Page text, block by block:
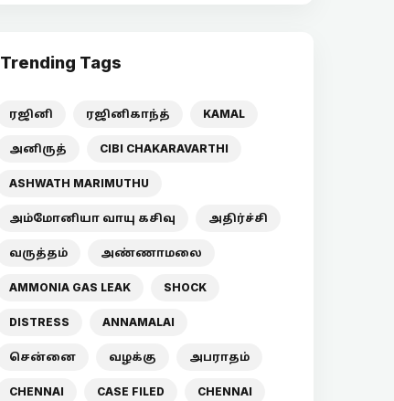
Trending Tags
ரஜினி ரஜினிகாந்த் KAMAL
அனிருத் CIBI CHAKARAVARTHI
ASHWATH MARIMUTHU
அம்மோனியா வாயு கசிவு அதிர்ச்சி
வருத்தம் அண்ணாமலை
AMMONIA GAS LEAK SHOCK
DISTRESS ANNAMALAI
சென்னை வழக்கு அபராதம்
CHENNAI CASE FILED CHENNAI